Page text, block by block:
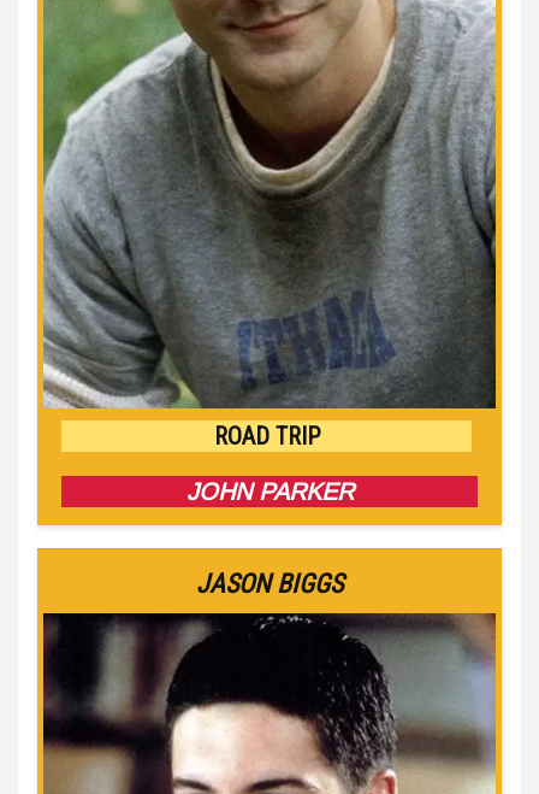
ROAD TRIP
JOHN PARKER
JASON BIGGS